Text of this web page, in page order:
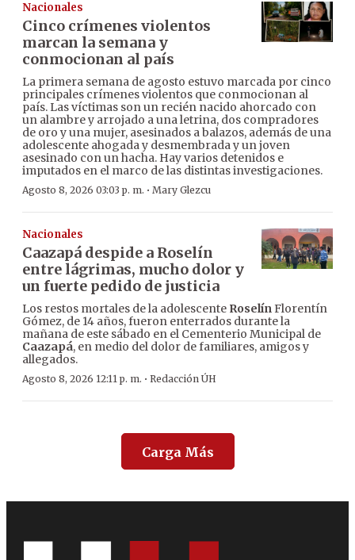
Nacionales
Cinco crímenes violentos
marcan la semana y
conmocionan al país
La primera semana de agosto estuvo marcada por cinco
principales crímenes violentos que conmocionan al
país. Las víctimas son un recién nacido ahorcado con
un alambre y arrojado a una letrina, dos compradores
de oro y una mujer, asesinados a balazos, además de una
adolescente ahogada y desmembrada y un joven
asesinado con un hacha. Hay varios detenidos e
imputados en el marco de las distintas investigaciones.
Agosto 8, 2026 03:03 p. m. · Mary Glezcu
Nacionales
Caazapá despide a Roselín
entre lágrimas, mucho dolor y
un fuerte pedido de justicia
Los restos mortales de la adolescente RoselínFlorentín
Gómez, de 14 años, fueron enterrados durante la
mañana de este sábado en el Cementerio Municipal de
Caazapá, en medio del dolor de familiares, amigos y
allegados.
Agosto 8, 2026 12:11 p. m. · Redacción ÚH
Carga Más